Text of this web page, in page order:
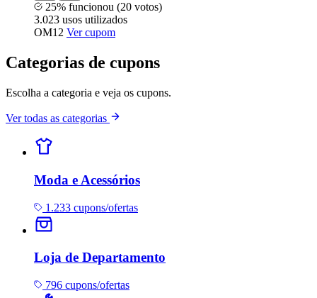
25% funcionou (20 votos)
3.023 usos utilizados
OM12 Ver cupom
Categorias de cupons
Escolha a categoria e veja os cupons.
Ver todas as categorias
Moda e Acessórios
1.233 cupons/ofertas
Loja de Departamento
796 cupons/ofertas